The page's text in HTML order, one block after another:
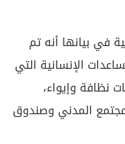
في بيانها أنه تم
طن من المساعدات الإنسانية التي
نظافة وإيواء،
المدني وصندوق